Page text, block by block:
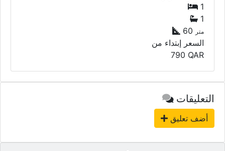
1
1
60
متر
السعر إبتداء من
790 QAR
التعليقات
أضف تعليق